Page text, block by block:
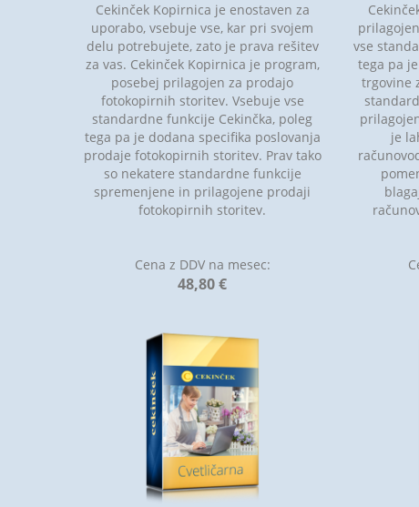
Cekinček Kopirnica je enostaven za
uporabo, vsebuje vse, kar pri svojem
delu potrebujete, zato je prava rešitev
za vas. Cekinček Kopirnica je program,
posebej prilagojen za prodajo
fotokopirnih storitev. Vsebuje vse
standardne funkcije Cekinčka, poleg
tega pa je dodana specifika poslovanja
prodaje fotokopirnih storitev. Prav tako
so nekatere standardne funkcije
spremenjene in prilagojene prodaji
fotokopirnih storitev.
Cena z DDV na mesec:
48,80 €
vse
tega pa
trgovine
je